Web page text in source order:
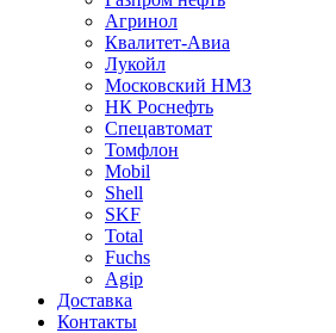
Агринол
Квалитет-Авиа
Лукойл
Московский НМЗ
НК Роснефть
Спецавтомат
Томфлон
Mobil
Shell
SKF
Total
Fuchs
Agip
Доставка
Контакты